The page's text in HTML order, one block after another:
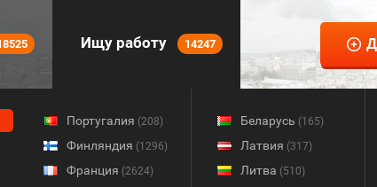
Ищу работу 14247
Португалия (208)
Финляндия (1296)
Франция (2624)
Беларусь (165)
Латвия (317)
Литва (510)